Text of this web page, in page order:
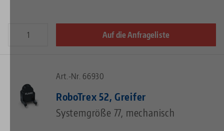
Auf die Anfrageliste
Art.-Nr. 66930
RoboTrex 52, Greifer
Systemgröße 77, mechanisch